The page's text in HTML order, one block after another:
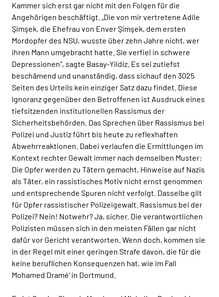
Kammer sich erst gar nicht mit den Folgen für die
Angehörigen beschäftigt. „Die von mir vertretene Adile
Şimşek, die Ehefrau von Enver Şimşek, dem ersten
Mordopfer des NSU, wusste über zehn Jahre nicht, wer
ihren Mann umgebracht hatte. Sie verfiel in schwere
Depressionen“, sagte Basay-Yildiz. Es sei zutiefst
beschämend und unanständig, dass sichauf den 3025
Seiten des Urteils kein einziger Satz dazu findet. Diese
Ignoranz gegenüber den Betroffenen ist Ausdruck eines
tiefsitzenden institutionellen Rassismus der
Sicherheitsbehörden. Das Sprechen über Rassismus bei
Polizei und Justiz führt bis heute zu reflexhaften
Abwehrreaktionen. Dabei verlaufen die Ermittlungen im
Kontext rechter Gewalt immer nach demselben Muster:
Die Opfer werden zu Tätern gemacht, Hinweise auf Nazis
als Täter, ein rassistisches Motiv nicht ernst genommen
und entsprechende Spuren nicht verfolgt. Dasselbe gilt
für Opfer rassistischer Polizeigewalt. Rassismus bei der
Polizei? Nein! Notwehr? Ja, sicher. Die verantwortlichen
Polizisten müssen sich in den meisten Fällen gar nicht
dafür vor Gericht verantworten. Wenn doch, kommen sie
in der Regel mit einer geringen Strafe davon, die für die
keine beruflichen Konsequenzen hat, wie im Fall
Mohamed Dramé‘ in Dortmund.